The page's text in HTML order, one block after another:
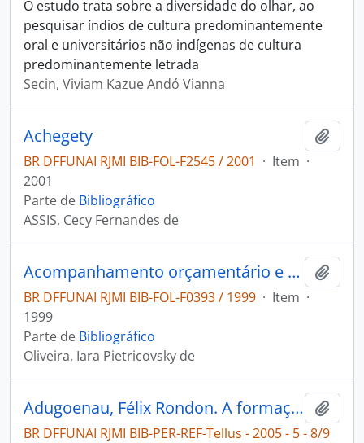
O estudo trata sobre a diversidade do olhar, ao
pesquisar índios de cultura predominantemente
oral e universitários não indígenas de cultura
predominantemente letrada
Secin, Viviam Kazue Andó Vianna
Achegety
BR DFFUNAI RJMI BIB-FOL-F2545 / 2001 · Item ·
2001
Parte de Bibliográfico
ASSIS, Cecy Fernandes de
Acompanhamento orçamentário e avaliação da ação do governo para as populações indígenas
BR DFFUNAI RJMI BIB-FOL-F0393 / 1999 · Item ·
1999
Parte de Bibliográfico
Oliveira, Iara Pietricovsky de
Adugoenau, Félix Rondon. A formação do professor indígena [Tellus]
BR DFFUNAI RJMI BIB-PER-REF-Tellus - 2005 - 5 - 8/9